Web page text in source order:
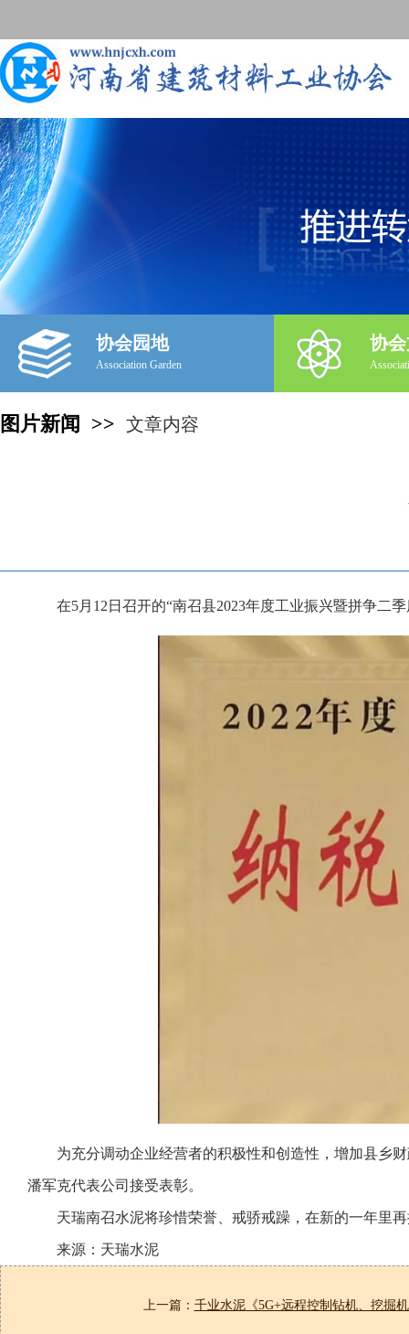
协会园地
Association Garden
协
图片新闻 >> 文章内容
在5月12日召开的“南召县2023年度工业振兴暨拼争二
为充分调动企业经营者的积极性和创造性，增加县乡
潘军克代表公司接受表彰。
天瑞南召水泥将珍惜荣誉、戒骄戒躁，在新的一年里
来源：天瑞水泥
上一篇： 千业水泥《5G+远程控制钻机、挖掘